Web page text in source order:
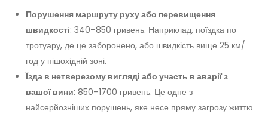
Порушення маршруту руху або перевищення
швидкості: 340–850 гривень. Наприклад, поїздка по
тротуару, де це заборонено, або швидкість вище 25 км/
год у пішохідній зоні.
Їзда в нетверезому вигляді або участь в аварії з
вашої вини: 850–1700 гривень. Це одне з
найсерйозніших порушень, яке несе пряму загрозу життю